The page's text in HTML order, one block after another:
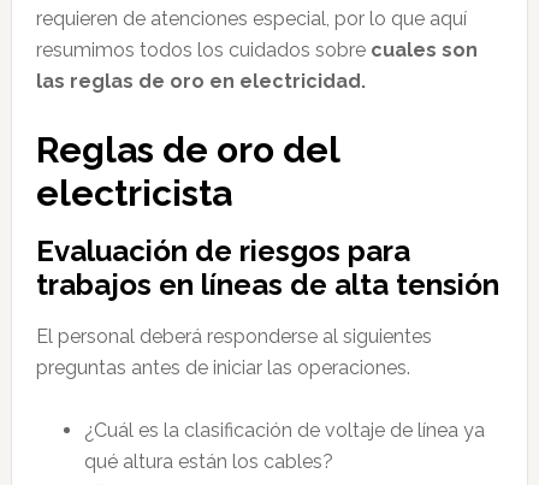
requieren de atenciones especial, por lo que aquí
resumimos todos los cuidados sobre cuales son
las reglas de oro en electricidad.
Reglas de oro del
electricista
Evaluación de riesgos para
trabajos en líneas de alta tensión
El personal deberá responderse al siguientes
preguntas antes de iniciar las operaciones.
¿Cuál es la clasificación de voltaje de línea ya
qué altura están los cables?